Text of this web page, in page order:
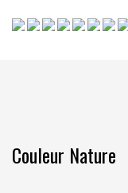
Couleur Nature